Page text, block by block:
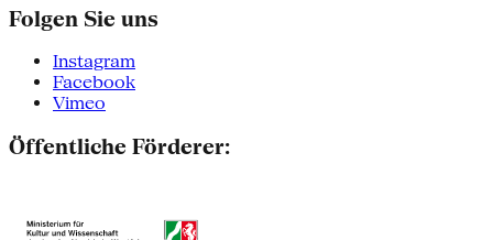
Folgen Sie uns
Instagram
Facebook
Vimeo
Öffentliche Förderer: